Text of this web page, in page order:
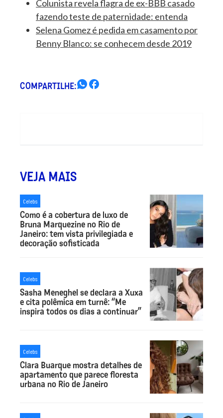
Colunista revela flagra de ex-BBB casado
fazendo teste de paternidade: entenda
Selena Gomez é pedida em casamento por
Benny Blanco: se conhecem desde 2019
COMPARTILHE:
VEJA MAIS
Celebs
Como é a cobertura de luxo de
Bruna Marquezine no Rio de
Janeiro: tem vista privilegiada e
decoração sofisticada
Celebs
Sasha Meneghel se declara a Xuxa
e cita polêmica em turnê: “Me
inspira todos os dias a continuar”
Celebs
Clara Buarque mostra detalhes de
apartamento que parece floresta
urbana no Rio de Janeiro